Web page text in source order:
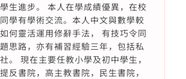
生進步。 本人在學成績優異，在校
學有學術交流。本人中文與數學較
何靈活運用修辭手法， 有技巧令同
思路，亦有補習經驗三年，包括私
。 現在主要任教小學及初中學生，
反書院，高主教書院，民生書院，